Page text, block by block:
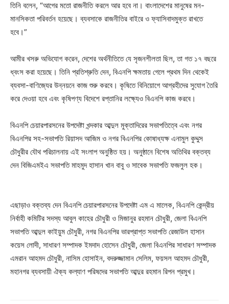
তিনি বলেন, “আগের মতো রাজনীতি করলে আর হবে না। বাংলাদেশের মানুষের মন-
মানসিকতা পরিবর্তন হয়েছে। ব্যবসাকে রাজনীতির বাইরে ও ফ্যাসিবাদমুক্ত রাখতে
হবে।”
আমীর খসরু অভিযোগ করেন, দেশের অর্থনীতিতে যে সৃজনশীলতা ছিল, তা গত ১৭ বছরে
ধ্বংস করা হয়েছে। তিনি প্রতিশ্রুতি দেন, বিএনপি ক্ষমতায় গেলে প্রথম দিন থেকেই
ব্যবসা-বাণিজ্যের উন্নয়নে কাজ শুরু করবে। কৃষিতে বিনিয়োগে আগ্রহীদের সুযোগ তৈরি
করে দেওয়া হবে এবং কৃষিপণ্য বিদেশে রপ্তানির লক্ষ্যেও বিএনপি কাজ করবে।
বিএনপি চেয়ারপারসনের উপদেষ্টা খন্দকার আব্দুল মুক্তাদিরের সভাপতিত্বে এবং নগর
বিএনপির সহ-সভাপতি রিয়াসদ আজিম ও নগর বিএনপির কোষাধ্যক্ষ এনামুল কুদ্দুস
চৌধুরীর যৌথ পরিচালনায় এই সংলাপ অনুষ্ঠিত হয়। অনুষ্ঠানে বিশেষ অতিথির বক্তব্য
দেন বিজিএমইএ সভাপতি মাহমুদ হাসান খান বাবু ও সাবেক সভাপতি ফজলুল হক।
এছাড়াও বক্তব্য দেন বিএনপি চেয়ারপারসনের উপদেষ্টা এম এ মালেক, বিএনপি কেন্দ্রীয়
নির্বাহী কমিটির সদস্য আবুল কাহের চৌধুরী ও মিজানুর রহমান চৌধুরী, জেলা বিএনপি
সভাপতি আব্দুল কাইয়ুম চৌধুরী, নগর বিএনপির ভারপ্রাপ্ত সভাপতি রেজাউল হাসান
কয়েস লোদী, সাধারণ সম্পাদক ইমদাদ হোসেন চৌধুরী, জেলা বিএনপির সাধারণ সম্পাদক
এমরান আহমদ চৌধুরী, নাসিম হোসাইন, বদরুজ্জামান সেলিম, ফয়সল আহমদ চৌধুরী,
মহানগর ব্যবসায়ী ঐক্য কল্যাণ পরিষদের সভাপতি আব্দুর রহমান রিপন প্রমুখ।